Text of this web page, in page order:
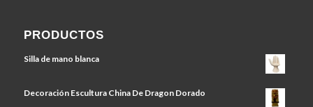
PRODUCTOS
Silla de mano blanca
Decoración Escultura China De Dragon Dorado